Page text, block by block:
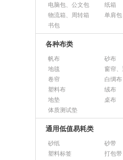
电脑包、公文包
纸箱
物流箱、周转箱
单肩包
书包
各种布类
帆布
砂布
地毯
窗帘
卷帘
白绸布
塑料布
绒布
地垫
桌布
体质测试垫
通用低值易耗类
砂纸
砂带
塑料标签
打包带